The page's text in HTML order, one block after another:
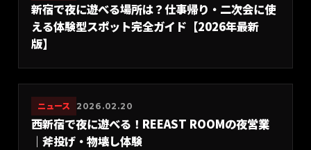
新宿で夜に遊べる場所は？仕事帰り・二次会に使
える体験型スポット完全ガイド【2026年最新
版】
ニュース 2026.02.20
西新宿で夜に遊べる！REEAST ROOMの夜営業
｜斧投げ・物壊し体験